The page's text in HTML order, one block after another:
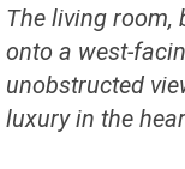
The living room,
onto a west-
unobstructed
luxury in the